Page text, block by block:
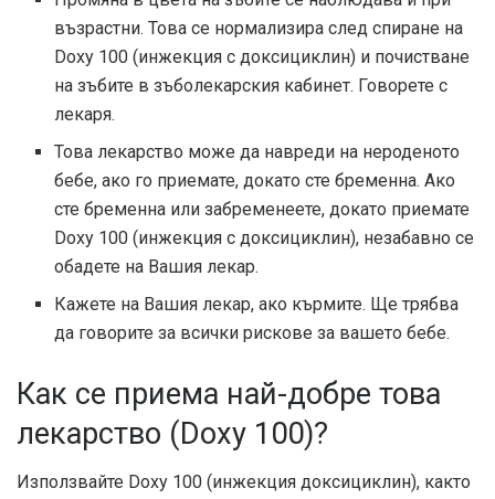
възрастни. Това се нормализира след спиране на
Doxy 100 (инжекция с доксициклин) и почистване
на зъбите в зъболекарския кабинет. Говорете с
лекаря.
Това лекарство може да навреди на нероденото
бебе, ако го приемате, докато сте бременна. Ако
сте бременна или забременеете, докато приемате
Doxy 100 (инжекция с доксициклин), незабавно се
обадете на Вашия лекар.
Кажете на Вашия лекар, ако кърмите. Ще трябва
да говорите за всички рискове за вашето бебе.
Как се приема най-добре това
лекарство (Doxy 100)?
Използвайте Doxy 100 (инжекция доксициклин), както